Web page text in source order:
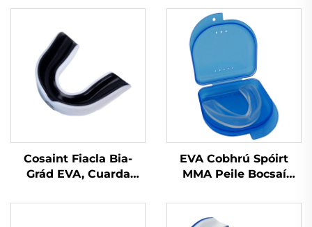
Cosaint Fiacla Bia-
Grád EVA, Cuarda
Cobhrú Spóirt do
EVA Cobhrú Spóirt
MMA Peile Bocsaí
Silicónach